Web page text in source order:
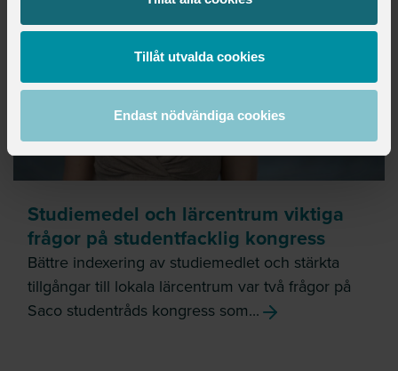
Tillåt utvalda cookies
Endast nödvändiga cookies
Studiemedel och lärcentrum viktiga
frågor på studentfacklig kongress
Bättre indexering av studiemedlet och stärkta
tillgångar till lokala lärcentrum var två frågor på
Saco studentråds kongress som...